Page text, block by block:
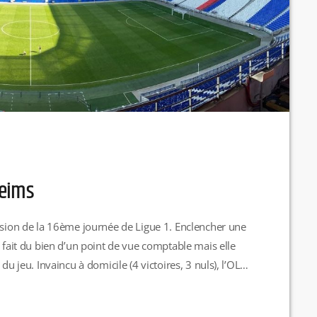
de la 16ème journée de Ligue 1. Enclencher une
du bien d’un point de vue comptable mais elle
jeu. Invaincu à domicile (4 victoires, 3 nuls), l’OL